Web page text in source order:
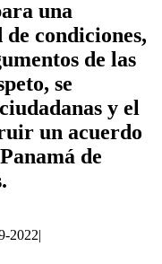
una
condiciones,
de las
se
y el
un acuerdo
de
2022|